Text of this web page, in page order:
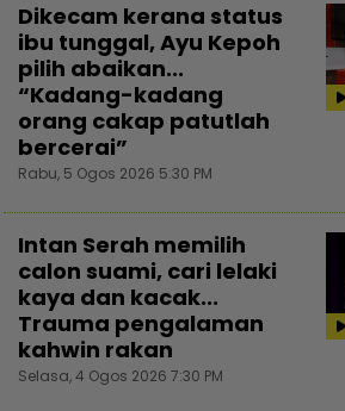
Dikecam kerana status
ibu tunggal, Ayu Kepoh
pilih abaikan...
“Kadang-kadang
orang cakap patutlah
bercerai”
Rabu, 5 Ogos 2026 5:30 PM
Intan Serah memilih
calon suami, cari lelaki
kaya dan kacak...
Trauma pengalaman
kahwin rakan
Selasa, 4 Ogos 2026 7:30 PM